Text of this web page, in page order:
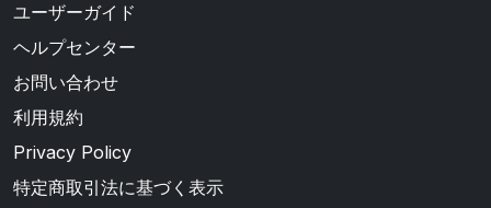
ユーザーガイド
ヘルプセンター
お問い合わせ
利用規約
Privacy Policy
特定商取引法に基づく表示